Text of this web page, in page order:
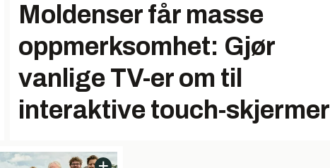
Moldenser får masse
oppmerksomhet: Gjør
vanlige TV-er om til
interaktive touch-skjermer